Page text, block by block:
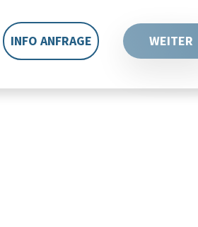
INFO ANFRAGE WEITER